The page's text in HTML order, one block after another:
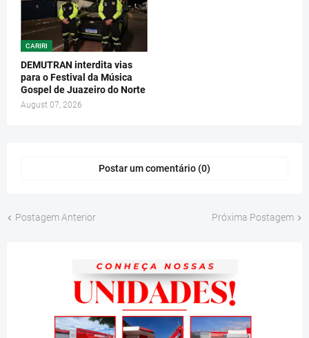
CARIRI
DEMUTRAN interdita vias
para o Festival da Música
Gospel de Juazeiro do Norte
August 07, 2026
Postar um comentário (0)
Postagem Anterior Próxima Postagem